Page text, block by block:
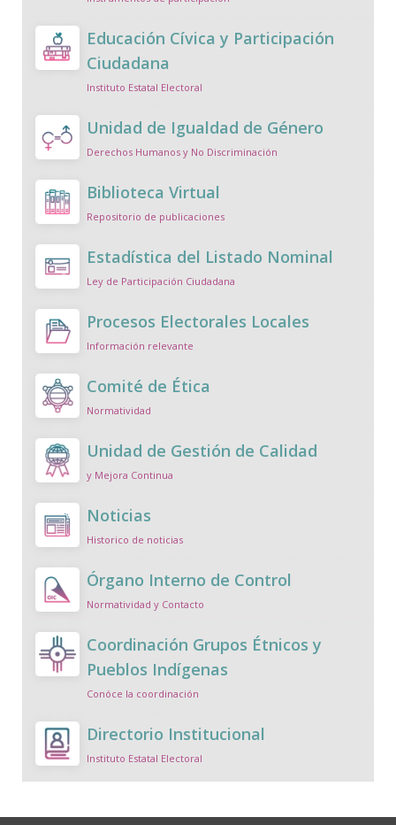
Educación Cívica y Participación
Ciudadana
Instituto Estatal Electoral
Unidad de Igualdad de Género
Derechos Humanos y No Discriminación
Biblioteca Virtual
Repositorio de publicaciones
Estadística del Listado Nominal
Ley de Participación Ciudadana
Procesos Electorales Locales
Información relevante
Comité de Ética
Normatividad
Unidad de Gestión de Calidad
y Mejora Continua
Noticias
Historico de noticias
Órgano Interno de Control
Normatividad y Contacto
Coordinación Grupos Étnicos y
Pueblos Indígenas
Conóce la coordinación
Directorio Institucional
Instituto Estatal Electoral